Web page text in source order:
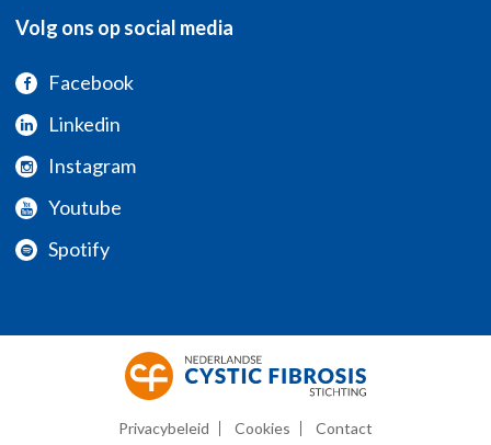
Volg ons op social media
Facebook
Linkedin
Instagram
Youtube
Spotify
Privacybeleid Cookies Contact